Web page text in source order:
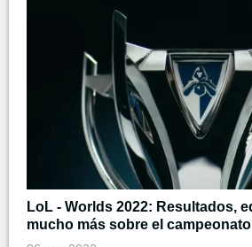
LoL - Worlds 2022: Resultados,
mucho más sobre el